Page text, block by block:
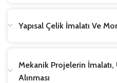
Yapısal Çelik İmalatı Ve
Mekanik Projelerin İmalatı,
Alınması